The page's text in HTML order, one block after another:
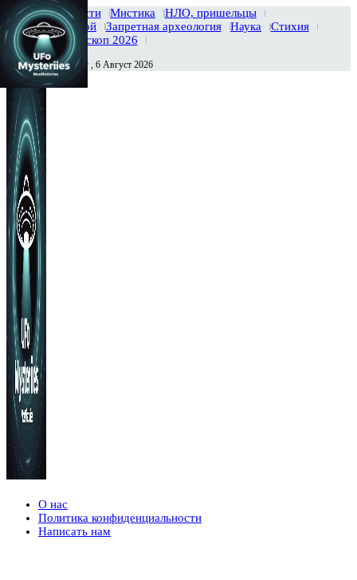
Главная Новости Мистика
НЛО, пришельцы
Тайны вселенной
Запретная археология Наука
Стихия
История
Гороскоп 2026
Сегодня Четверг , 6 Август 2026
О нас
Политика конфиденциальности
Написать нам